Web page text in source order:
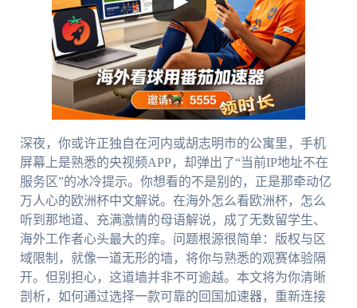
深夜，你或许正独自在河内或胡志明市的公寓里，手机
屏幕上是熟悉的央视频APP，却弹出了“当前IP地址不在
服务区”的冰冷提示。你想看的不是别的，正是那牵动亿
万人心的欧洲杯中文解说。在海外怎么看欧洲杯，怎么
听到那地道、充满激情的母语解说，成了无数留学生、
海外工作者心头最大的痒。问题根源很简单：版权与区
域限制，就像一道无形的墙，将你与熟悉的观赛体验隔
开。但别担心，这道墙并非不可逾越。本文将为你清晰
剖析，如何通过选择一款可靠的回国加速器，重新连接